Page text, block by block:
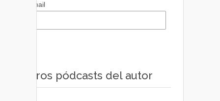
Email
Otros pódcasts del autor